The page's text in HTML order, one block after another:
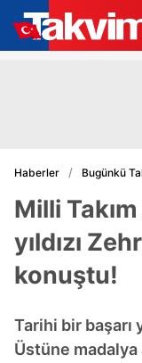
Haberler Bugünkü
Milli
yıldızı
konuştu!
Tarihi bir başarı
Üstüne